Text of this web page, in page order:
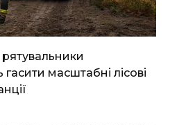
рятувальники
масштабні лісові